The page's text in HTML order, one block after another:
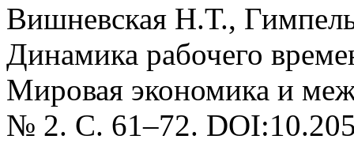
Вишневская Н.Т.,
Динамика рабочего
Мировая экономика и
№ 2. С. 61–72.